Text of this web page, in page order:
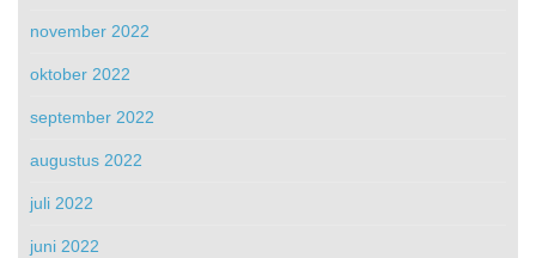
november 2022
oktober 2022
september 2022
augustus 2022
juli 2022
juni 2022